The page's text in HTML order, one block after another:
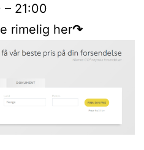
21:00
rimelig her↷